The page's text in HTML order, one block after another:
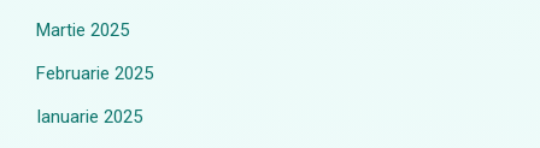
Martie 2025
Februarie 2025
Ianuarie 2025